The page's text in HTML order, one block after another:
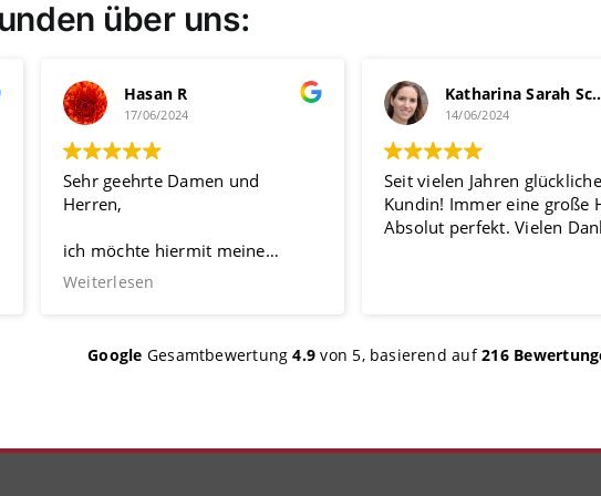
über uns:
Hasan R
17/06/2024
Sehr geehrte Damen und
Herren,
ich möchte hiermit meine
Bewertung über den Gutachter
Gutachters wird stets ordentlich
stets die nötige Zeit für seine
Weiterlesen
Katharina
14/06/2024
Seit vielen Jahren glückliche
Kundin! Immer eine große
Absolut perfekt. Vielen
Google Gesamtbewertung 4.9 von 5, basierend auf216